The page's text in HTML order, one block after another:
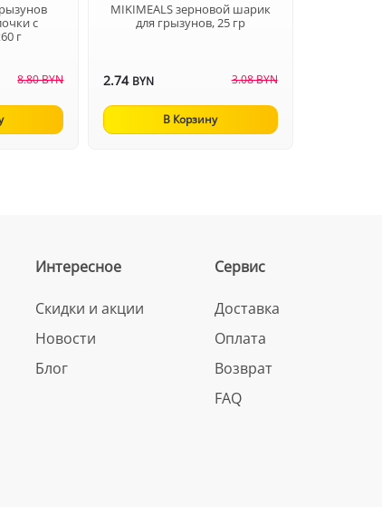
с
г
8.80 BYN
MIKIMEALS зерновой шарик
для грызунов, 25 гр
2.74 BYN 3.08 BYN
В Корзину
Интересное
Скидки и акции
Новости
Блог
Сервис
Доставка
Оплата
Возврат
FAQ